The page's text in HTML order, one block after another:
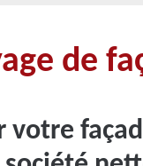
de
votre